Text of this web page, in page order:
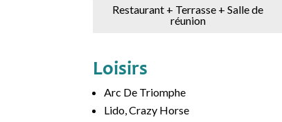
Restaurant + Terrasse + Salle de
réunion
Loisirs
Arc De Triomphe
Lido, Crazy Horse